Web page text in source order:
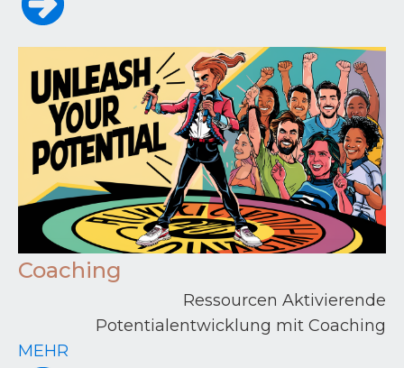
Coaching
Ressourcen Aktivierende
Potentialentwicklung mit Coaching
MEHR